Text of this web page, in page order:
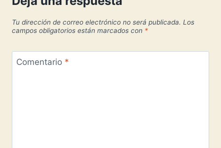
Tu dirección de correo electrónico no será publicada. Los
campos obligatorios están marcados con *
Comentario *